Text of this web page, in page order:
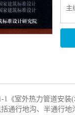
主
1《室外热力管道
通行地沟、半通行